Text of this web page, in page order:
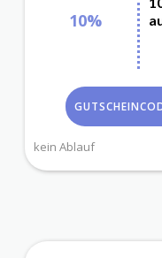
10%
kein Ablauf